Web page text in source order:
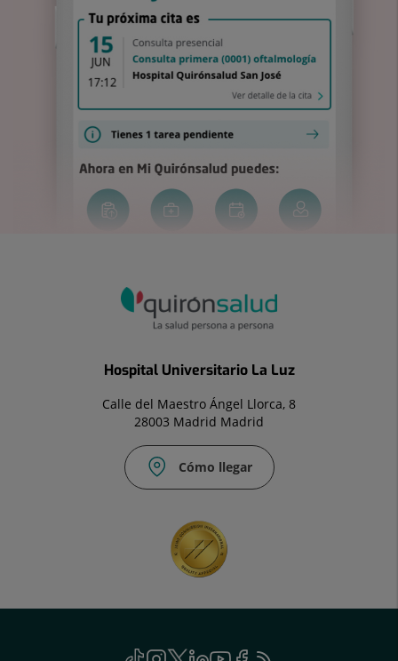
Hospital Universitario La Luz
Calle del Maestro Ángel Llorca, 8
28003 Madrid Madrid
Cómo llegar
TikTok
EsteInstagram
EsteTwitter
EsteLinkedin
EsteYoutube
EsteFacebook
Este Feed
Este